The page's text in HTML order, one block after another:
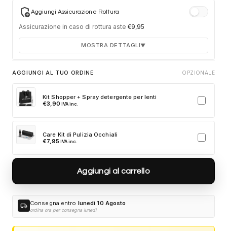
add_moderatorAggiungi Assicurazione Rottura
Assicurazione in caso di rottura aste €9,95
MOSTRA DETTAGLI▼
Durata 12 mesi dalla consegna dell'ordine
accidentale
Ricambi originali e certificati del produttore
Clicca sulla card per attivare l'assicurazione. Se non clicchi, non
verrà aggiunta al tuo ordine.
AGGIUNGI AL TUO ORDINE OPZIONALE
Kit Shopper + Spray detergente per lenti
€3,90 IVA inc.
Care Kit di Pulizia Occhiali
€7,95 IVA inc.
Aggiungi al carrello
local_shipping Consegna entro lunedì 10 Agosto
ordina ora per consegna lunedì